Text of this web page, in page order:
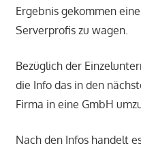
Ergebnis gekommen
Serverprofis zu wagen.
Bezüglich der
die Info das in den
Firma in eine GmbH
Nach den Infos handelt